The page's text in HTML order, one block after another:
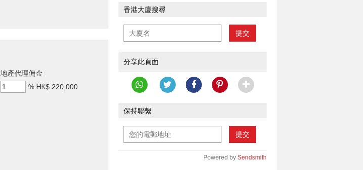
香港大廈搜尋
提交
分享此頁面
保持聯繫
提交
Powered by Sendsmith
地產代理佣金
% HK$ 220,000